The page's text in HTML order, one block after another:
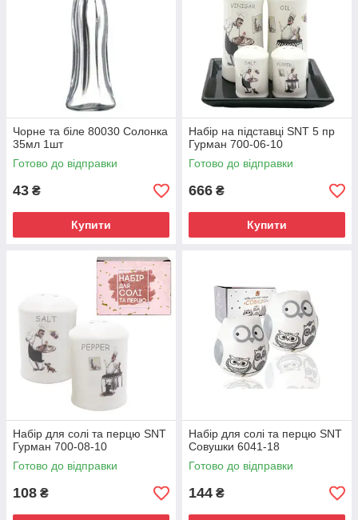
Чорне та біле 80030 Солонка
35мл 1шт
Готово до відправки
43 ₴
Купити
Набір на підставці SNT 5 пр
Гурман 700-06-10
Готово до відправки
666 ₴
Купити
Набір для солі та перцю SNT
Гурман 700-08-10
Готово до відправки
108 ₴
Набір для солі та перцю SNT
Совушки 6041-18
Готово до відправки
144 ₴